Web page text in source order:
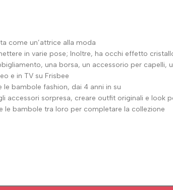
come un’attrice alla moda
in varie pose; Inoltre, ha occhi effetto
una borsa, un accessorio per capelli,
e in TV su Frisbee
le bambole fashion, dai 4 anni in su
gli accessori sorpresa, creare outfit originali e
le bambole tra loro per completare la collezione